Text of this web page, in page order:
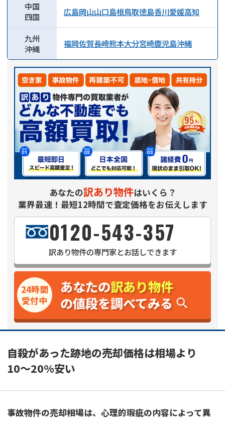
中国
四国
広島岡山山口島根鳥取徳島香川愛媛高知
九州
沖縄
福岡佐賀長崎熊本大分宮崎鹿児島沖縄
あなたの訳あり物件はいくら？
業界最速！最短12時間で査定価格をお伝えします
0120-543-357
訳あり物件の専門家とお話しできます
あなたの訳あり物件
の値段を調べてみる
24時間
受付中
自殺があった跡地の売却価格は相場より
10〜20%安い
事故物件の売却相場は、心理的瑕疵の内容によって異